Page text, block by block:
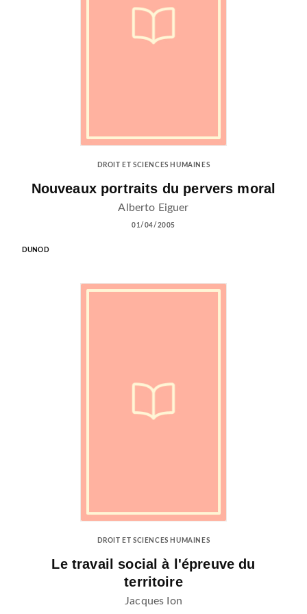
DROIT ET SCIENCES HUMAINES
Nouveaux portraits du pervers moral
Alberto Eiguer
01/04/2005
DUNOD
DROIT ET SCIENCES HUMAINES
Le travail social à l'épreuve du
territoire
Jacques Ion